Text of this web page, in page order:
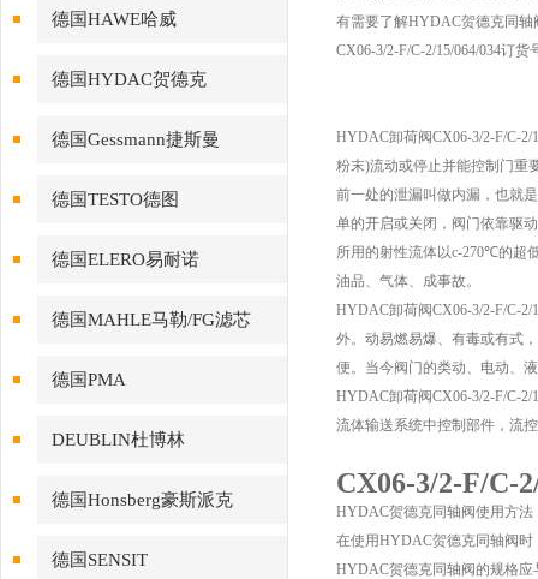
德国HAWE哈威
德国HYDAC贺德克
德国Gessmann捷斯曼
德国TESTO德图
德国ELERO易耐诺
德国MAHLE马勒/FG滤芯
德国PMA
DEUBLIN杜博林
德国Honsberg豪斯派克
德国SENSIT
有需要了解HYDAC贺德克同
CX06-3/2-F/C-2/15/064/034订
HYDAC卸荷阀CX06-3/2-F/C-
粉末)流动或停止并能控制门重
前一处的泄漏叫做内漏，也就
单的开启或关闭，阀门依靠驱
所用的射性流体以c-270℃的超
油品、气体、成事故。
HYDAC卸荷阀CX06-3/2-F/C-
外。动易燃易爆、有毒或有式
便。当今阀门的类动、电动、
HYDAC卸荷阀CX06-3/2-F/C-2/
流体输送系统中控制部件，流
CX06-3/2-F/C-
HYDAC贺德克同轴阀使用方法
在使用HYDAC贺德克同轴阀时
HYDAC贺德克同轴阀的规格